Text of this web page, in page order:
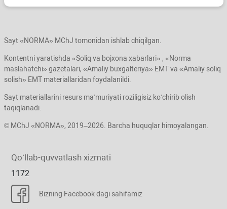
Sayt «NORMA» MChJ tomonidan ishlab chiqilgan.
Kontentni yaratishda «Soliq va bojхona хabarlari» , «Norma
maslahatchi» gazetalari, «Amaliy buхgalteriya» EMT va «Amaliy soliq
solish» EMT materiallaridan foydalanildi.
Sayt materiallarini resurs ma’muriyati roziligisiz koʻchirib olish
taqiqlanadi.
© MChJ «NORMA», 2019–2026. Barcha huquqlar himoyalangan.
Qoʻllab-quvvatlash хizmati
1172
Bizning Facebook dagi sahifamiz